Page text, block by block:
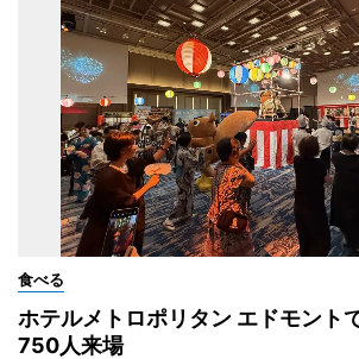
食べる
ホテルメトロポリタン エドモント
750人来場